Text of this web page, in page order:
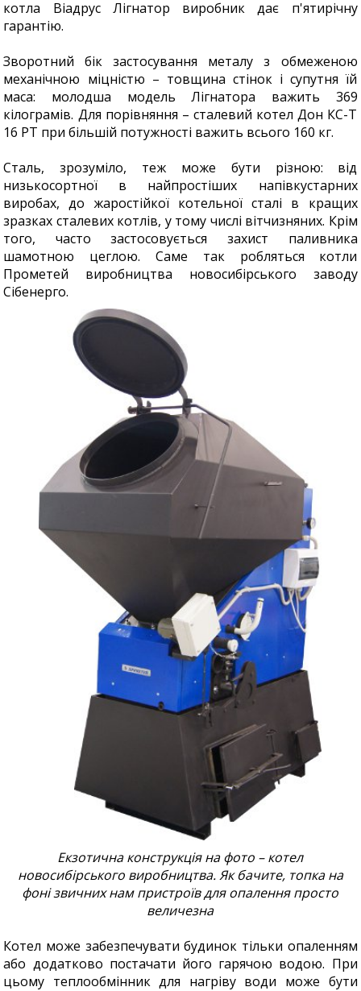
котла Віадрус Лігнатор виробник дає п'ятирічну
гарантію.
Зворотний бік застосування металу з обмеженою
механічною міцністю – товщина стінок і супутня їй
маса: молодша модель Лігнатора важить 369
кілограмів. Для порівняння – сталевий котел Дон КС-Т
16 РТ при більшій потужності важить всього 160 кг.
Сталь, зрозуміло, теж може бути різною: від
низькосортної в найпростіших напівкустарних
виробах, до жаростійкої котельної сталі в кращих
зразках сталевих котлів, у тому числі вітчизняних. Крім
того, часто застосовується захист паливника
шамотною цеглою. Саме так робляться котли
Прометей виробництва новосибірського заводу
Сібенерго.
Екзотична конструкція на фото – котел
новосибірського виробництва. Як бачите, топка на
фоні звичних нам пристроїв для опалення просто
величезна
Котел може забезпечувати будинок тільки опаленням
або додатково постачати його гарячою водою. При
цьому теплообмінник для нагріву води може бути